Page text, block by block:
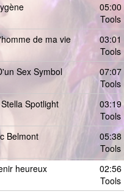
05:00
Tools
de ma vie
03:01
Tools
Sex Symbol
07:07
Tools
Spotlight
03:19
Tools
Belmont
05:38
Tools
heureux
02:56
Tools